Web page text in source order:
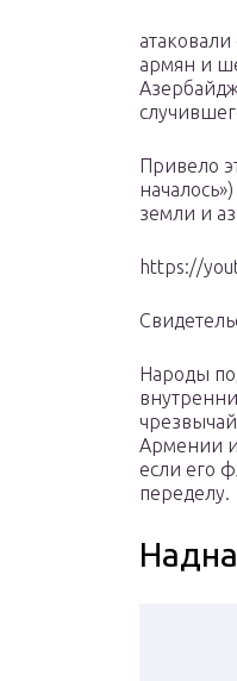
армян и
Привело
земли и
https://
Народы
Армении
если его
переделу.